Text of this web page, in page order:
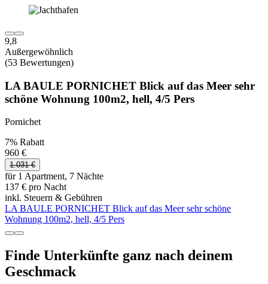
9,8
Außergewöhnlich
(53 Bewertungen)
LA BAULE PORNICHET Blick auf das Meer sehr
schöne Wohnung 100m2, hell, 4/5 Pers
Pornichet
7% Rabatt
960 €
1.031 €
für 1 Apartment, 7 Nächte
137 € pro Nacht
inkl. Steuern & Gebühren
LA BAULE PORNICHET Blick auf das Meer sehr schöne
Wohnung 100m2, hell, 4/5 Pers
Finde Unterkünfte ganz nach deinem
Geschmack